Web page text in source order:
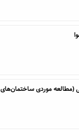
(مطالعه موردی ساختمان‌های